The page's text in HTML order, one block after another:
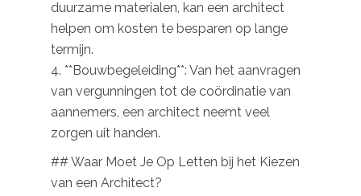
duurzame materialen, kan een architect
helpen om kosten te besparen op lange
termijn.
4. **Bouwbegeleiding**: Van het aanvragen
van vergunningen tot de coördinatie van
aannemers, een architect neemt veel
zorgen uit handen.
## Waar Moet Je Op Letten bij het Kiezen
van een Architect?